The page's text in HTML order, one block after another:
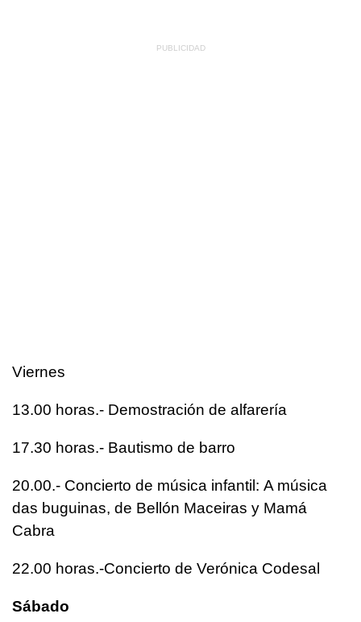
Viernes
13.00 horas.- Demostración de alfarería
17.30 horas.- Bautismo de barro
20.00.- Concierto de música infantil: A música
das buguinas, de Bellón Maceiras y Mamá
Cabra
22.00 horas.-Concierto de Verónica Codesal
Sábado